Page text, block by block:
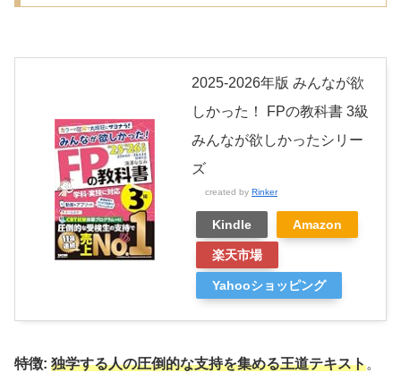
2025-2026年版 みんなが欲
しかった！ FPの教科書 3級
みんなが欲しかったシリー
ズ
created by Rinker
Kindle Amazon
楽天市場
Yahooショッピング
特徴: 独学する人の圧倒的な支持を集める王道テキスト。